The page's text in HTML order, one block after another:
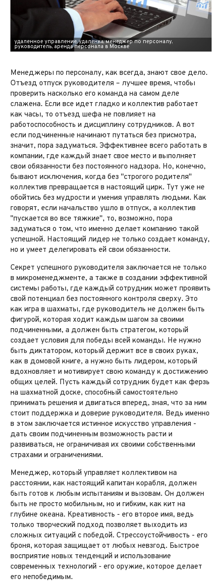
Менеджеры по персоналу, как всегда, знают свое дело.
Отъезд отпуск руководителя – лучшее время, чтобы
проверить насколько его команда на самом деле
слажена. Если все идет гладко и коллектив работает
как часы, то отъезд шефа не повлияет на
работоспособность и дисциплину сотрудников. А вот
если подчиненные начинают путаться без присмотра,
значит, пора задуматься. Эффективнее всего работать в
компании, где каждый знает свое место и выполняет
свои обязанности без постоянного надзора. Но, конечно,
бывают исключения, когда без "строгого родителя"
коллектив превращается в настоящий цирк. Тут уже не
обойтись без мудрости и умения управлять людьми. Как
говорят, если начальство ушло в отпуск, а коллектив
"пускается во все тяжкие", то, возможно, пора
задуматься о том, что именно делает компанию такой
успешной. Настоящий лидер не только создает команду,
но и умеет делегировать ей свои обязанности.
Секрет успешного руководителя заключается не только
в микроменеджменте, а также в создании эффективной
системы работы, где каждый сотрудник может проявить
свой потенциал без постоянного контроля сверху. Это
как игра в шахматы, где руководитель не должен быть
фигурой, которая ходит каждым шагом за своими
подчиненными, а должен быть стратегом, который
создает условия для победы всей команды. Не нужно
быть диктатором, который держит все в своих руках,
как в домовой книге, а нужно быть лидером, который
вдохновляет и мотивирует свою команду к достижению
общих целей. Пусть каждый сотрудник будет как ферзь
на шахматной доске, способный самостоятельно
принимать решения и двигаться вперед, зная, что за ним
стоит поддержка и доверие руководителя. Ведь именно
в этом заключается истинное искусство управления -
дать своим подчиненным возможность расти и
развиваться, не ограничивая их своими собственными
страхами и ограничениями.
Менеджер, который управляет коллективом на
расстоянии, как настоящий капитан корабля, должен
быть готов к любым испытаниям и вызовам. Он должен
быть не просто мобильным, но и гибким, как кит на
глубине океана. Креативность - его второе имя, ведь
только творческий подход позволяет выходить из
сложных ситуаций с победой. Стрессоустойчивость - его
броня, которая защищает от любых невзгод. Быстрое
восприятие новых тенденций и использование
современных технологий - его оружие, которое делает
его непобедимым.